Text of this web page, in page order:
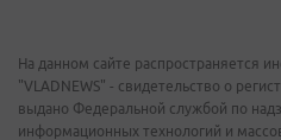
На данном сайте распространяется
"VLADNEWS" - свидетельство о
выдано Федеральной службой по
информационных технологий и